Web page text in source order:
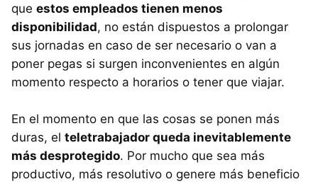
que estos empleados tienen menos
disponibilidad, no están dispuestos a prolongar
sus jornadas en caso de ser necesario o van a
poner pegas si surgen inconvenientes en algún
momento respecto a horarios o tener que viajar.
En el momento en que las cosas se ponen más
duras, el teletrabajador queda inevitablemente
más desprotegido. Por mucho que sea más
productivo, más resolutivo o genere más beneficio